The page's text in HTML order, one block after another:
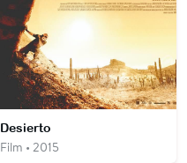
Desierto
Film • 2015